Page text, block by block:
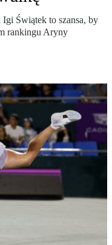
Świątek to szansa, by
rankingu Aryny